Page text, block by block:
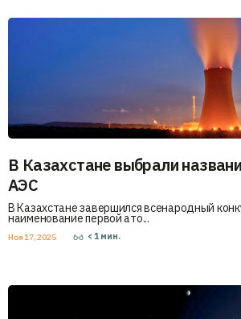
В Казахстане выбрали
АЭС
В Казахстане завершился всенародный
наименование первой ато...
Ноя 17, 2025 < 1 мин.